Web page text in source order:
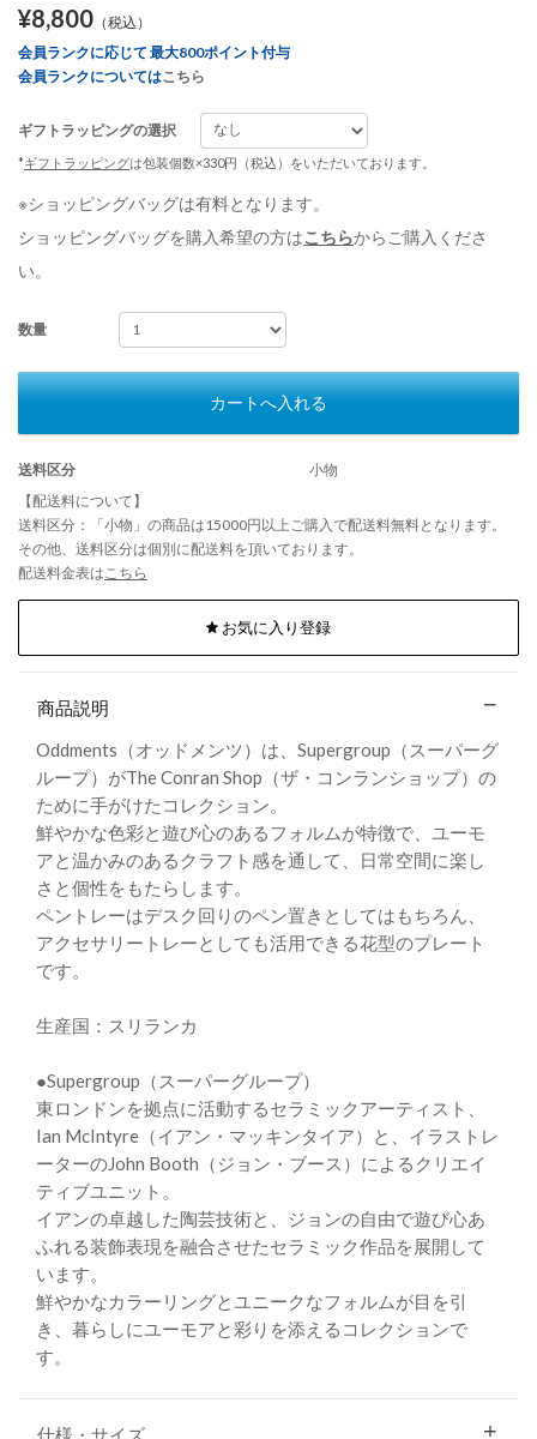
¥8,800 （税込）
会員ランクに応じて 最大800ポイント付与
会員ランクについてはこちら
ギフトラッピングの選択
*ギフトラッピングは包装個数×330円（税込）をいただいております。
※ショッピングバッグは有料となります。
ショッピングバッグを購入希望の方はこちらからご購入くださ
い。
数量
カートへ入れる
送料区分
小物
【配送料について】
送料区分：「小物」の商品は15000円以上ご購入で配送料無料となります。
その他、送料区分は個別に配送料を頂いております。
配送料金表は こちら
お気に入り登録
商品説明
Oddments（オッドメンツ）は、Supergroup（スーパーグ
ループ）がThe Conran Shop（ザ・コンランショップ）の
ために手がけたコレクション。
鮮やかな色彩と遊び心のあるフォルムが特徴で、ユーモ
アと温かみのあるクラフト感を通して、日常空間に楽し
さと個性をもたらします。
ペントレーはデスク回りのペン置きとしてはもちろん、
アクセサリートレーとしても活用できる花型のプレート
です。
生産国：スリランカ
●Supergroup（スーパーグループ）
東ロンドンを拠点に活動するセラミックアーティスト、
Ian McIntyre（イアン・マッキンタイア）と、イラストレ
ーターのJohn Booth（ジョン・ブース）によるクリエイ
ティブユニット。
イアンの卓越した陶芸技術と、ジョンの自由で遊び心あ
ふれる装飾表現を融合させたセラミック作品を展開して
います。
鮮やかなカラーリングとユニークなフォルムが目を引
き、暮らしにユーモアと彩りを添えるコレクションで
す。
仕様・サイズ